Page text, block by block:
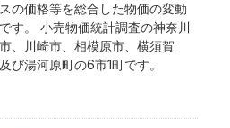
の価格等を総合した物価の変動
す。 小売物価統計調査の神奈川
、川崎市、相模原市、横須賀
び湯河原町の6市1町です。